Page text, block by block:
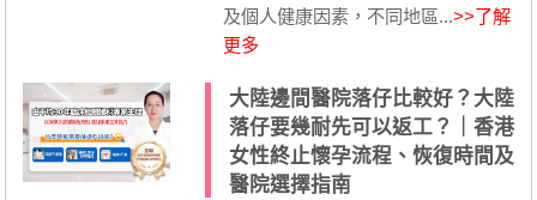
及個人健康因素，不同地區...>>了解
更多
大陸邊間醫院落仔比較好？大陸
落仔要幾耐先可以返工？｜香港
女性終止懷孕流程、恢復時間及
醫院選擇指南